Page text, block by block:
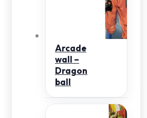
Arcade
wall –
Dragon
ball